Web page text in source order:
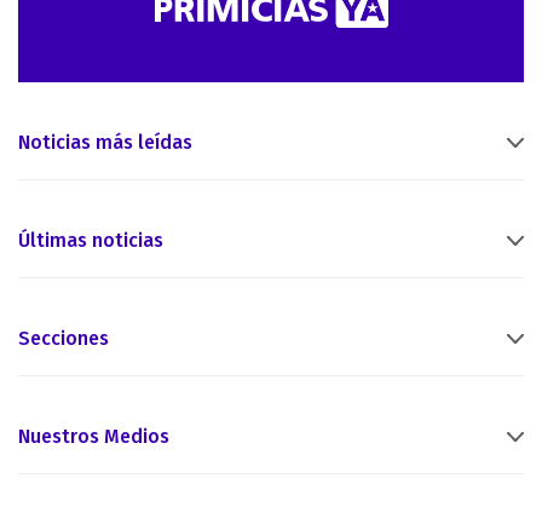
Noticias más leídas
Últimas noticias
Secciones
Nuestros Medios